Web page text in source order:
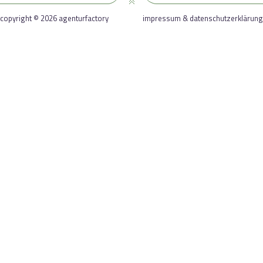
copyright © 2026 agenturfactory impressum & datenschutzerklärung